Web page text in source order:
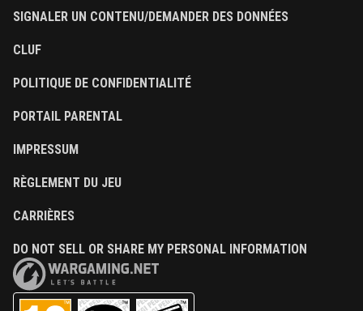
SIGNALER UN CONTENU/DEMANDER DES DONNÉES
CLUF
POLITIQUE DE CONFIDENTIALITÉ
PORTAIL PARENTAL
IMPRESSUM
RÈGLEMENT DU JEU
CARRIÈRES
DO NOT SELL OR SHARE MY PERSONAL INFORMATION